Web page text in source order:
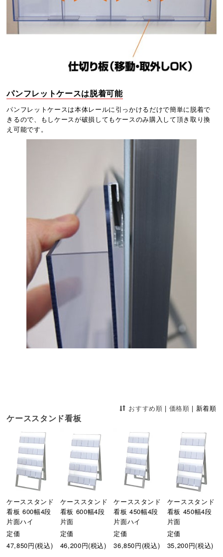
パンフレットケースは脱着可能
パンフレットケースは本体レールに引っかけるだけで簡単に脱着で
きるので、もしケースが破損してもケースのみ購入して頂き取り換
え可能です。
ケーススタンド看板
おすすめ順 | 価格順 | 新着順
ケーススタンド
看板 600幅4段
片面ハイ
定価
47,850円(税込)
ケーススタンド
看板 600幅4段
片面
定価
46,200円(税込)
ケーススタンド
看板 450幅4段
片面ハイ
定価
36,850円(税込)
ケーススタンド
看板 450幅4段
片面
定価
35,200円(税込)